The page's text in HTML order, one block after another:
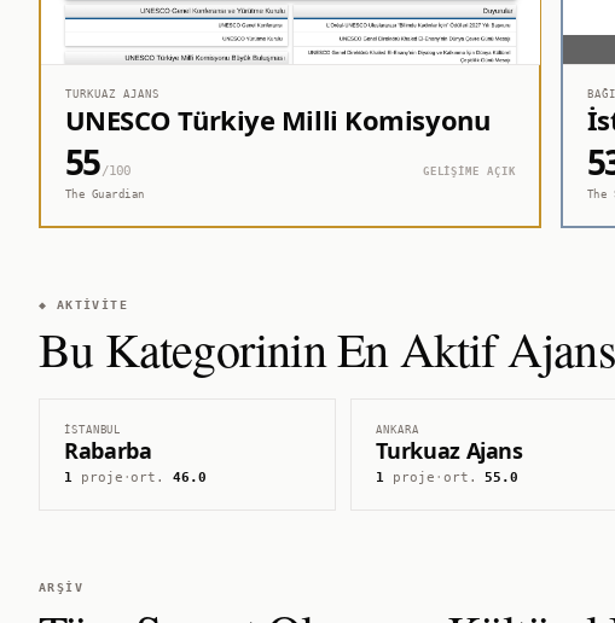
TURKUAZ AJANS
UNESCO Türkiye Milli Komisyonu
55/100
GELİŞİME AÇIK
The Guardian
The
◆ AKTIVITE
Bu Kategorinin En Aktif
İSTANBUL
Rabarba
1proje ·ort.46.0
ANKARA
Turkuaz Ajans
1 proje · ort.55.0
ARŞIV